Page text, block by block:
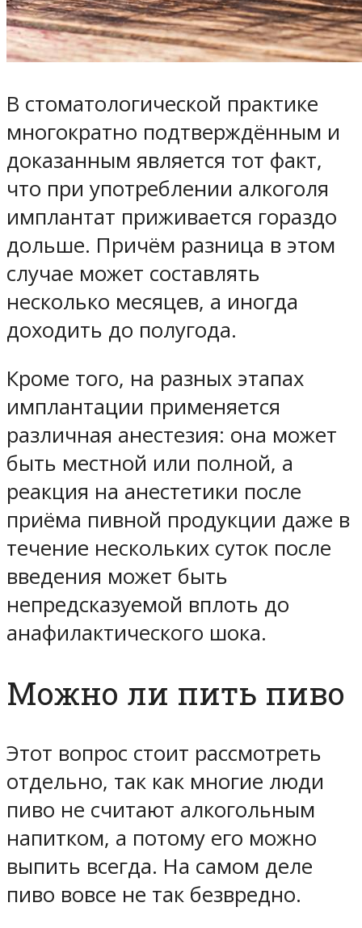
В стоматологической практике
многократно подтверждённым и
доказанным является тот факт,
что при употреблении алкоголя
имплантат приживается гораздо
дольше. Причём разница в этом
случае может составлять
несколько месяцев, а иногда
доходить до полугода.
Кроме того, на разных этапах
имплантации применяется
различная анестезия: она может
быть местной или полной, а
реакция на анестетики после
приёма пивной продукции даже в
течение нескольких суток после
введения может быть
непредсказуемой вплоть до
анафилактического шока.
Можно ли пить пиво
Этот вопрос стоит рассмотреть
отдельно, так как многие люди
пиво не считают алкогольным
напитком, а потому его можно
выпить всегда. На самом деле
пиво вовсе не так безвредно.